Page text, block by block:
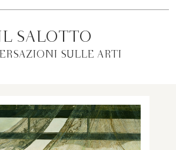
IL SALOTTO
SULLE ARTI